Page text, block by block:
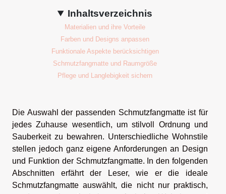
Inhaltsverzeichnis
Materialien und ihre Vorteile
Farben und Designs anpassen
Funktionale Aspekte berücksichtigen
Schmutzfangmatte und Raumgröße
Pflege und Langlebigkeit sichern
Die Auswahl der passenden Schmutzfangmatte ist für
jedes Zuhause wesentlich, um stilvoll Ordnung und
Sauberkeit zu bewahren. Unterschiedliche Wohnstile
stellen jedoch ganz eigene Anforderungen an Design
und Funktion der Schmutzfangmatte. In den folgenden
Abschnitten erfährt der Leser, wie er die ideale
Schmutzfangmatte auswählt, die nicht nur praktisch,